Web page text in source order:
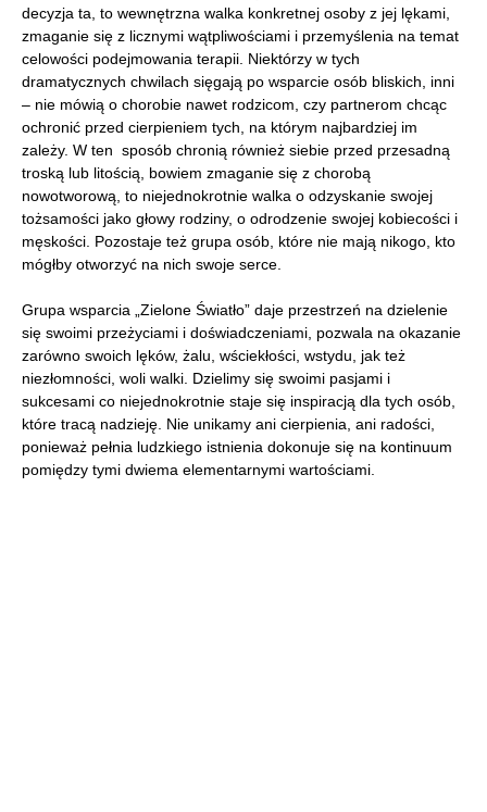
decyzja ta, to wewnętrzna walka konkretnej osoby z jej lękami,
zmaganie się z licznymi wątpliwościami i przemyślenia na temat
celowości podejmowania terapii. Niektórzy w tych
dramatycznych chwilach sięgają po wsparcie osób bliskich, inni
– nie mówią o chorobie nawet rodzicom, czy partnerom chcąc
ochronić przed cierpieniem tych, na którym najbardziej im
zależy. W ten sposób chronią również siebie przed przesadną
troską lub litością, bowiem zmaganie się z chorobą
nowotworową, to niejednokrotnie walka o odzyskanie swojej
tożsamości jako głowy rodziny, o odrodzenie swojej kobiecości i
męskości. Pozostaje też grupa osób, które nie mają nikogo, kto
mógłby otworzyć na nich swoje serce.
Grupa wsparcia „Zielone Światło” daje przestrzeń na dzielenie
się swoimi przeżyciami i doświadczeniami, pozwala na okazanie
zarówno swoich lęków, żalu, wściekłości, wstydu, jak też
niezłomności, woli walki. Dzielimy się swoimi pasjami i
sukcesami co niejednokrotnie staje się inspiracją dla tych osób,
które tracą nadzieję. Nie unikamy ani cierpienia, ani radości,
ponieważ pełnia ludzkiego istnienia dokonuje się na kontinuum
pomiędzy tymi dwiema elementarnymi wartościami.